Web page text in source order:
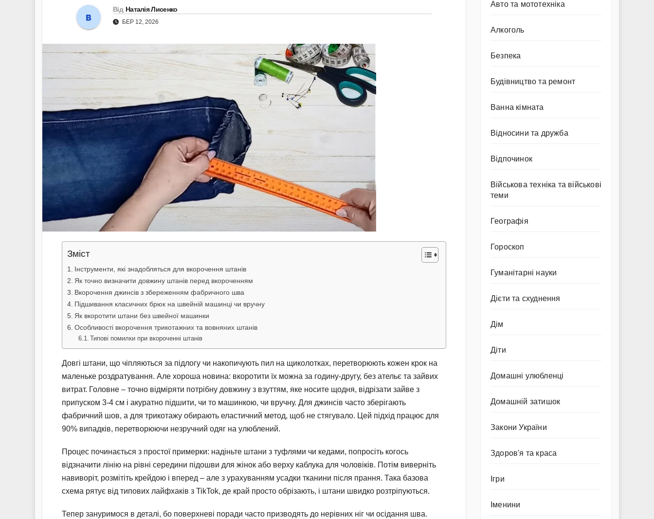
Від Наталія Лисенко
БЕР 12, 2026
Зміст
Інструменти, які знадобляться для вкорочення штанів
Як точно визначити довжину штанів перед вкороченням
Вкорочення джинсів з збереженням фабричного шва
Підшивання класичних брюк на швейній машинці чи вручну
Як вкоротити штани без швейної машинки
Особливості вкорочення трикотажних та вовняних штанів
Типові помилки при вкороченні штанів
Довгі штани, що чіпляються за підлогу чи накопичують пил на щиколотках, перетворюють кожен крок на
маленьке роздратування. Але хороша новина: вкоротити їх можна за годину-другу, без ательє та зайвих
витрат. Головне – точно відміряти потрібну довжину з взуттям, яке носите щодня, відрізати зайве з
припуском 3-4 см і акуратно підшити, чи то машинкою, чи вручну. Для джинсів часто зберігають
фабричний шов, а для трикотажу обирають еластичний метод, щоб не стягувало. Цей підхід працює для
90% випадків, перетворюючи незручний одяг на улюблений.
Процес починається з простої примерки: надіньте штани з туфлями чи кедами, попросіть когось
відзначити лінію на рівні середини підошви для жінок або верху каблука для чоловіків. Потім виверніть
навиворіт, розмітіть крейдою і вперед – але з урахуванням усадки тканини після прання. Така базова
схема рятує від типових лайфхаків з TikTok, де край просто обрізають, і штани швидко розтріпуються.
Тепер зануримося в деталі, бо поверхневі поради часто призводять до нерівних ніг чи осідання шва.
Авто та мототехніка
Алкоголь
Безпека
Будівництво та ремонт
Ванна кімната
Відносини та дружба
Відпочинок
Військова техніка та військові
теми
Географія
Гороскоп
Гуманітарні науки
Дієти та схуднення
Дім
Діти
Домашні улюбленці
Домашній затишок
Закони України
Здоров'я та краса
Ігри
Іменини